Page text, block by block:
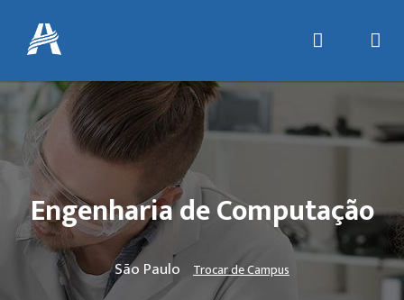
Engenharia de Computação
São Paulo Trocar de Campus